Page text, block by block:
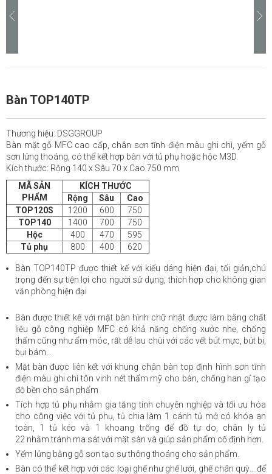
Bàn TOP140TP
Thương hiệu: DSGGROUP
Bàn mặt gỗ MFC cao cấp, chân sơn tĩnh điện màu ghi chì, yếm gỗ
sơn lửng thoáng, có thể kết hợp bàn với tủ phụ hoặc hộc M3D.
Kích thước: Rộng 140 x Sâu 70 x Cao 750 mm
MÃ SẢN
PHẨM
KÍCH THƯỚC
Rộng
Sâu
Cao
TOP120S
1200 600
750
TOP140
1400 700
750
Hộc
400 470
595
Tủ phụ
800 400 620
Bàn TOP140TP được thiết kế với kiểu dáng hiện đại, tối giản,chú
trọng đến sự tiện lợi cho người sử dụng, thích hợp cho không gian
văn phòng hiện đại
Bàn được thiết kế với mặt bàn hình chữ nhật được làm bằng chất
liệu gỗ công nghiệp MFC có khả năng chống xước nhẹ, chống
thấm cũng như ẩm móc, rất dễ lau chùi với các vết bút mực, bút bi,
bụi bám…
Mặt bàn được liên kết với khung chân bàn top định hình sơn tĩnh
điện màu ghi chì tôn vinh nét thẩm mỹ cho bàn, chống han gỉ tạo
độ bền cho sản phẩm
Tích hợp tủ phụ nhằm gia tăng tính chuyên nghiệp và tối ưu hóa
cho công việc với tủ phụ, tủ chia làm 1 cánh tủ mở có khóa an
toàn, 1 tủ kéo và 1 khoang trống để đồ tự do, chân ly tủ
22 nhằm tránh ma sát với mặt sàn và giúp sản phẩm cố định hơn.
Yếm lửng bằng gỗ sơn tạo sự thông thoáng cho sản phẩm.
Bàn có thể kết hợp với các loại ghế như ghế lưới, ghế chân quỳ….để